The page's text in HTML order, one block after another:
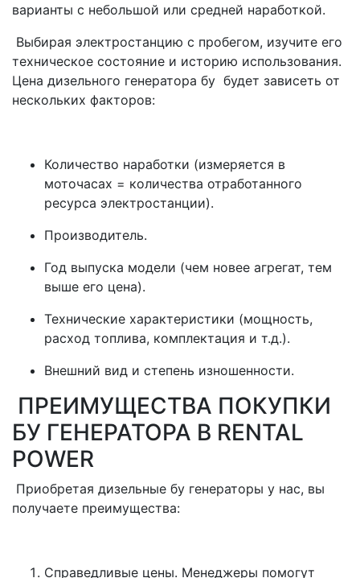
варианты с небольшой или средней наработкой.
Выбирая электростанцию с пробегом, изучите его
техническое состояние и историю использования.
Цена дизельного генератора бу будет зависеть от
нескольких факторов:
Количество наработки (измеряется в
моточасах = количества отработанного
ресурса электростанции).
Производитель.
Год выпуска модели (чем новее агрегат, тем
выше его цена).
Технические характеристики (мощность,
расход топлива, комплектация и т.д.).
Внешний вид и степень изношенности.
ПРЕИМУЩЕСТВА ПОКУПКИ
БУ ГЕНЕРАТОРА В RENTAL
POWER
Приобретая дизельные бу генераторы у нас, вы
получаете преимущества:
Справедливые цены. Менеджеры помогут